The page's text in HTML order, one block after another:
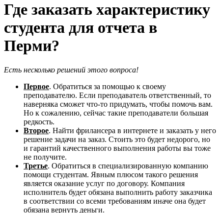
Где заказать характеристику
студента для отчета в
Перми?
Есть несколько решений этого вопроса!
Первое. Обратиться за помощью к своему
преподавателю. Если преподаватель ответственный, то
наверняка сможет что-то придумать, чтобы помочь вам.
Но к сожалению, сейчас такие преподаватели большая
редкость.
Второе. Найти фрилансера в интернете и заказать у него
решение задачи на заказ. Стоить это будет недорого, но
и гарантий качественного выполнения работы вы тоже
не получите.
Третье. Обратиться в специализированную компанию
помощи студентам. Явным плюсом такого решения
является оказание услуг по договору. Компания
исполнитель будет обязана выполнить работу заказчика
в соответствии со всеми требованиям иначе она будет
обязана вернуть деньги.